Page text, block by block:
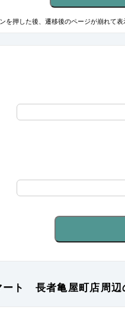
を押した後、遷移後のページが崩れて
ート 長者亀屋町店周辺